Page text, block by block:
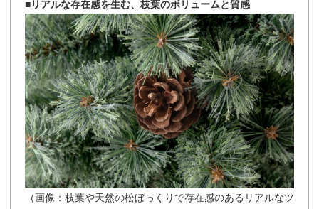
■リアルな存在感を生む、枝葉のボリュームと質感
（画像：枝葉や天然の松ぼっくりで存在感のあるリアルなツ